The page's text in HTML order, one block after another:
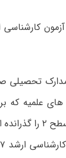
های علمیه
مدیریت یکی از حوزه